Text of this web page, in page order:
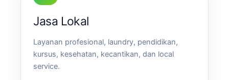
Jasa Lokal
Layanan profesional, laundry, pendidikan,
kursus, kesehatan, kecantikan, dan local
service.